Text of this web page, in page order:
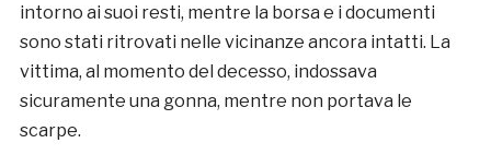
intorno ai suoi resti, mentre la borsa e i documenti
sono stati ritrovati nelle vicinanze ancora intatti. La
vittima, al momento del decesso, indossava
sicuramente una gonna, mentre non portava le
scarpe.